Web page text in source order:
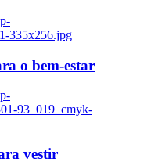
335x256.jpg
o bem-estar
93_019_cmyk-
vestir